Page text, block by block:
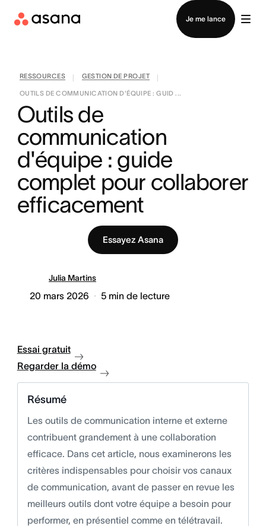
Je me lance
Contacter le service commercial
RESSOURCES GESTION DE PROJET
OUTILS DE COMMUNICATION D'ÉQUIPE : GUID ...
Outils de
communication
d'équipe : guide
complet pour collaborer
efficacement
Essayez Asana
Julia Martins
20 mars 2026 5 min de lecture
Essai gratuit
Regarder la démo
Résumé
Les outils de communication interne et externe
contribuent grandement à une collaboration
efficace. Dans cet article, nous examinerons les
critères indispensables pour choisir vos canaux
de communication, avant de passer en revue les
meilleurs outils dont votre équipe a besoin pour
performer, en présentiel comme en télétravail.